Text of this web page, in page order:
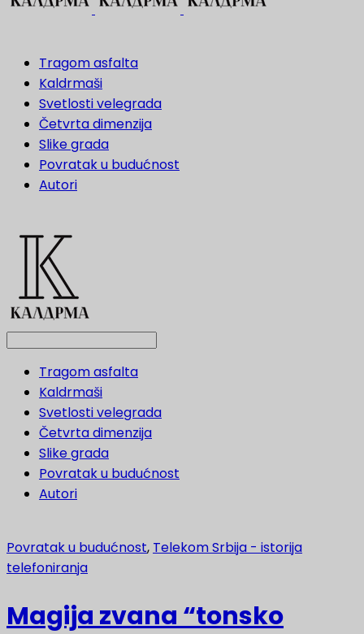
Tragom asfalta
Kaldrmaši
Svetlosti velegrada
Četvrta dimenzija
Slike grada
Povratak u budućnost
Autori
Tragom asfalta
Kaldrmaši
Svetlosti velegrada
Četvrta dimenzija
Slike grada
Povratak u budućnost
Autori
Povratak u budućnost, Telekom Srbija - istorija
telefoniranja
Magija zvana “tonsko